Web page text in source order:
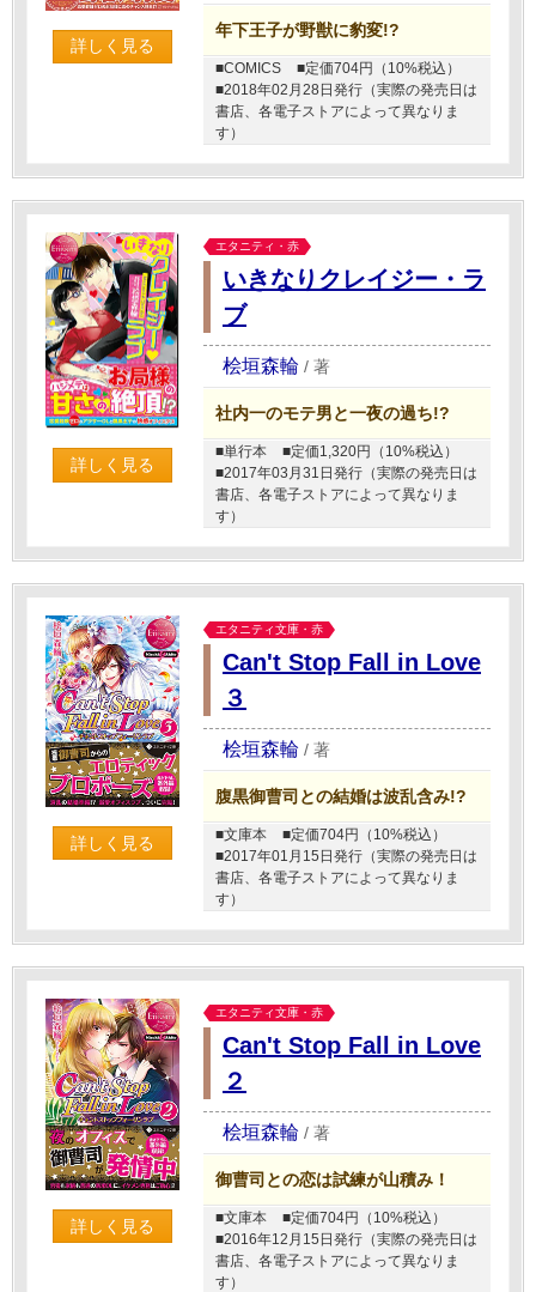
詳しく見る
年下王子が野獣に豹変!?
■COMICS
■定価704円（10%税込）
■2018年02月28日発行（実際の発売日は
書店、各電子ストアによって異なりま
す）
詳しく見る
エタニティ・赤
いきなりクレイジー・ラ
ブ
桧垣森輪 / 著
社内一のモテ男と一夜の過ち!?
■単行本
■定価1,320円（10%税込）
■2017年03月31日発行（実際の発売日は
書店、各電子ストアによって異なりま
す）
詳しく見る
エタニティ文庫・赤
Can't Stop Fall in Love
３
桧垣森輪 / 著
腹黒御曹司との結婚は波乱含み!?
■文庫本
■定価704円（10%税込）
■2017年01月15日発行（実際の発売日は
書店、各電子ストアによって異なりま
す）
詳しく見る
エタニティ文庫・赤
Can't Stop Fall in Love
２
桧垣森輪 / 著
御曹司との恋は試練が山積み！
■文庫本
■定価704円（10%税込）
■2016年12月15日発行（実際の発売日は
書店、各電子ストアによって異なりま
す）